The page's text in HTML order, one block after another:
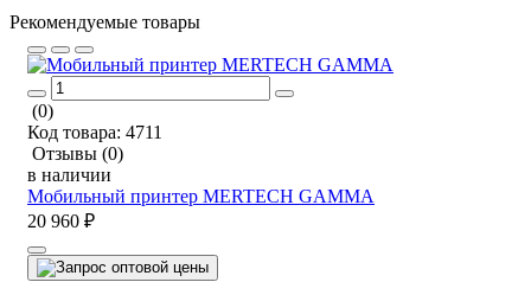
Рекомендуемые товары
(0)
Код товара: 4711
Отзывы (0)
в наличии
Мобильный принтер MERTECH GAMMA
20 960 ₽